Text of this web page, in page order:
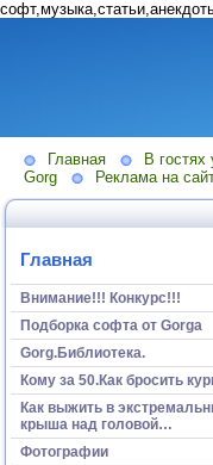
Главная
В
Gorg
Реклама на
Главная
Внимание!!! Конкурс!!!
Подборка софта от Gorga
Gorg.Библиотека.
Кому за 50.Как бросить
Как выжить в
крыша над головой…
Фотографии